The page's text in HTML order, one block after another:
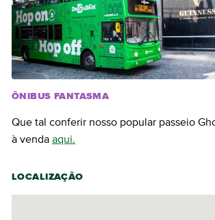
ÔNIBUS FANTASMA
Que tal conferir nosso popular passeio
à venda aqui.
LOCALIZAÇÃO